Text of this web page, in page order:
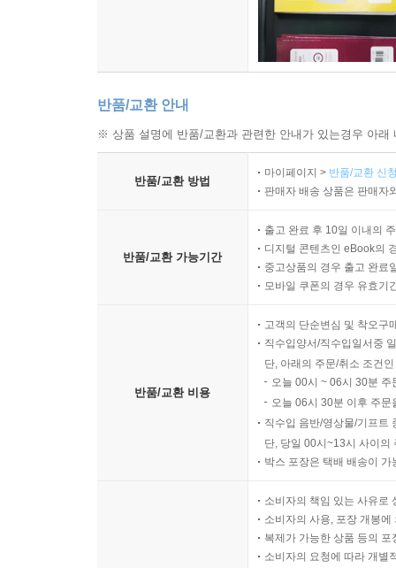
반품/교환 안내
※ 상품 설명에 반품/교환과 관련한 안내가 있는경우 아
반품/교환 방법
마이페이지 > 반품/교환 신
판매자 배송 상품은 판매자
반품/교환 가능기간
출고 완료 후 10일 이내의
디지털 콘텐츠인 eBook의
중고상품의 경우 출고 완료
모바일 쿠폰의 경우 유효기
반품/교환 비용
고객의 단순변심 및 착오구
직수입양서/직수입일서중
단, 아래의 주문/취소 조건
오늘 00시 ~ 06시 30분
오늘 06시 30분 이후 주
직수입 음반/영상물/기프트
단, 당일 00시~13시 사이의
박스 포장은 택배 배송이
소비자의 책임 있는 사유로
소비자의 사용, 포장 개봉
복제가 가능한 상품 등의
소비자의 요청에 따라 개별